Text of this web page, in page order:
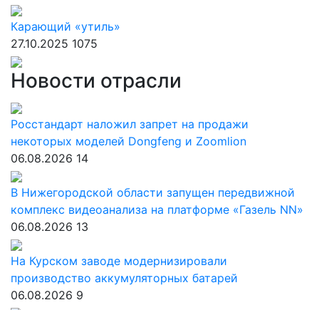
Карающий «утиль»
27.10.2025 1075
Новости отрасли
Росстандарт наложил запрет на продажи
некоторых моделей Dongfeng и Zoomlion
06.08.2026 14
В Нижегородской области запущен передвижной
комплекс видеоанализа на платформе «Газель NN»
06.08.2026 13
На Курском заводе модернизировали
производство аккумуляторных батарей
06.08.2026 9